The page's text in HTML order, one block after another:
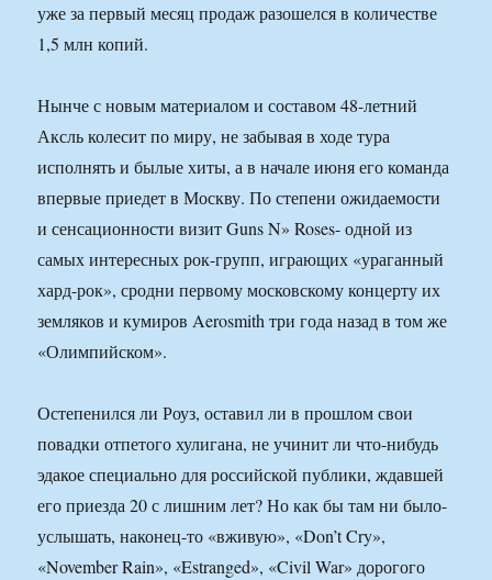
уже за первый месяц продаж разошелся в количестве
1,5 млн копий.
Нынче с новым материалом и составом 48-летний
Аксль колесит по миру, не забывая в ходе тура
исполнять и былые хиты, а в начале июня его команда
впервые приедет в Москву. По степени ожидаемости
и сенсационности визит Guns N» Roses- одной из
самых интересных рок-групп, играющих «ураганный
хард-рок», сродни первому московскому концерту их
земляков и кумиров Aerosmith три года назад в том же
«Олимпийском».
Остепенился ли Роуз, оставил ли в прошлом свои
повадки отпетого хулигана, не учинит ли что-нибудь
эдакое специально для российской публики, ждавшей
его приезда 20 с лишним лет? Но как бы там ни было-
услышать, наконец-то «вживую», «Don’t Cry»,
«November Rain», «Estranged», «Civil War» дорогого